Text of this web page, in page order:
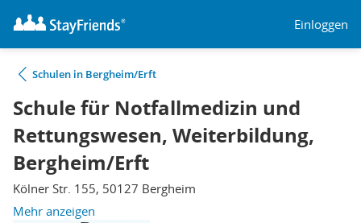
Einloggen
Schulen in Bergheim/Erft
Schule für Notfallmedizin und
Rettungswesen, Weiterbildung,
Bergheim/Erft
Kölner Str. 155, 50127 Bergheim
Mehr anzeigen